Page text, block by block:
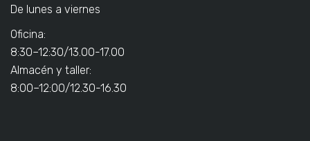
De lunes a viernes
Oficina:
8:30–12:30/13.00-17.00
Almacén y taller:
8:00–12:00/12.30-16.30